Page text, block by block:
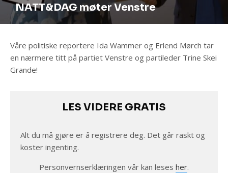
NATT&DAG møter Venstre
Våre politiske reportere Ida Wammer og Erlend Mørch tar
en nærmere titt på partiet Venstre og partileder Trine Skei
Grande!
LES VIDERE GRATIS
Alt du må gjøre er å registrere deg. Det går raskt og
koster ingenting.
Personvernserklæringen vår kan leses her.